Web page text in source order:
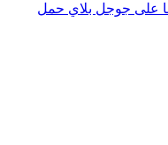
حمل